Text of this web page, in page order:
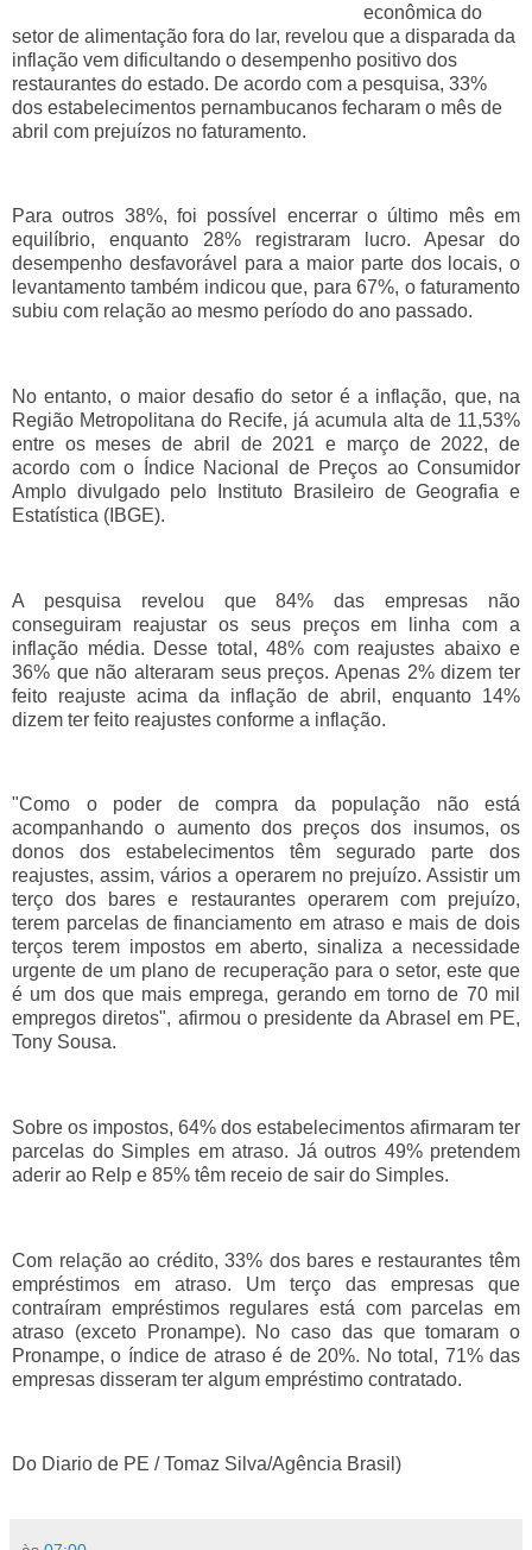
econômica do
setor de alimentação fora do lar, revelou que a disparada da
inflação vem dificultando o desempenho positivo dos
restaurantes do estado. De acordo com a pesquisa, 33%
dos estabelecimentos pernambucanos fecharam o mês de
abril com prejuízos no faturamento.
Para outros 38%, foi possível encerrar o último mês em
equilíbrio, enquanto 28% registraram lucro. Apesar do
desempenho desfavorável para a maior parte dos locais, o
levantamento também indicou que, para 67%, o faturamento
subiu com relação ao mesmo período do ano passado.
No entanto, o maior desafio do setor é a inflação, que, na
Região Metropolitana do Recife, já acumula alta de 11,53%
entre os meses de abril de 2021 e março de 2022, de
acordo com o Índice Nacional de Preços ao Consumidor
Amplo divulgado pelo Instituto Brasileiro de Geografia e
Estatística (IBGE).
A pesquisa revelou que 84% das empresas não
conseguiram reajustar os seus preços em linha com a
inflação média. Desse total, 48% com reajustes abaixo e
36% que não alteraram seus preços. Apenas 2% dizem ter
feito reajuste acima da inflação de abril, enquanto 14%
dizem ter feito reajustes conforme a inflação.
"Como o poder de compra da população não está
acompanhando o aumento dos preços dos insumos, os
donos dos estabelecimentos têm segurado parte dos
reajustes, assim, vários a operarem no prejuízo. Assistir um
terço dos bares e restaurantes operarem com prejuízo,
terem parcelas de financiamento em atraso e mais de dois
terços terem impostos em aberto, sinaliza a necessidade
urgente de um plano de recuperação para o setor, este que
é um dos que mais emprega, gerando em torno de 70 mil
empregos diretos", afirmou o presidente da Abrasel em PE,
Tony Sousa.
Sobre os impostos, 64% dos estabelecimentos afirmaram ter
parcelas do Simples em atraso. Já outros 49% pretendem
aderir ao Relp e 85% têm receio de sair do Simples.
Com relação ao crédito, 33% dos bares e restaurantes têm
empréstimos em atraso. Um terço das empresas que
contraíram empréstimos regulares está com parcelas em
atraso (exceto Pronampe). No caso das que tomaram o
Pronampe, o índice de atraso é de 20%. No total, 71% das
empresas disseram ter algum empréstimo contratado.
Do Diario de PE /Tomaz Silva/Agência Brasil)